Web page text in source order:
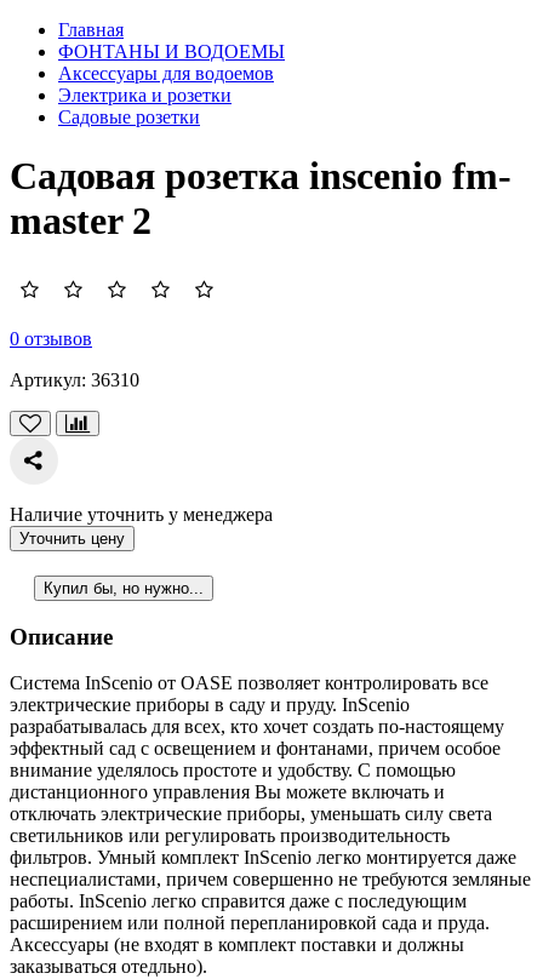
Главная
ФОНТАНЫ И ВОДОЕМЫ
Аксессуары для водоемов
Электрика и розетки
Садовые розетки
Садовая розетка inscenio fm-
master 2
0 отзывов
Артикул: 36310
Наличие уточнить у менеджера
Уточнить цену
Купил бы, но нужно...
Описание
Система InScenio от OASE позволяет контролировать все
электрические приборы в саду и пруду. InScenio
разрабатывалась для всех, кто хочет создать по-настоящему
эффектный сад с освещением и фонтанами, причем особое
внимание уделялось простоте и удобству. С помощью
дистанционного управления Вы можете включать и
отключать электрические приборы, уменьшать силу света
светильников или регулировать производительность
фильтров. Умный комплект InScenio легко монтируется даже
неспециалистами, причем совершенно не требуются земляные
работы. InScenio легко справится даже с последующим
расширением или полной перепланировкой сада и пруда.
Аксессуары (не входят в комплект поставки и должны
заказываться отедльно).